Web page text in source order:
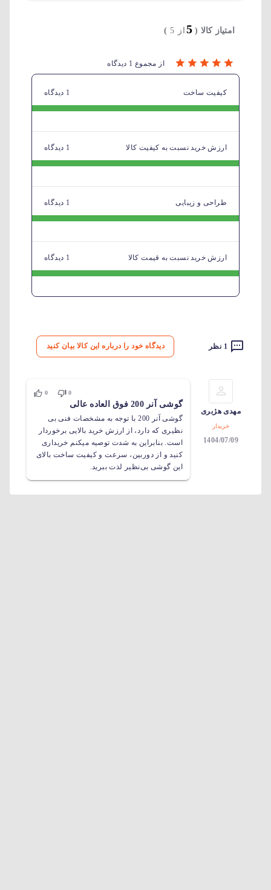
امتیاز کالا (5 از 5 )
از مجموع 1 دیدگاه
کیفیت ساخت 1 دیدگاه
ارزش خرید نسبت به کیفیت کالا 1 دیدگاه
طراحی و زیبایی 1 دیدگاه
ارزش خرید نسبت به قیمت کالا 1 دیدگاه
1 نظر دیدگاه خود را درباره این کالا بیان کنید
مهدی هژبری
خریدار
1404/07/09
0
0
گوشی آنر 200 فوق العاده عالی
گوشی آنر 200 با توجه به مشخصات فنی بی
نظیری که دارد، از ارزش خرید بالایی برخوردار
است. بنابراین به شدت توصیه میکنم خریداری
کنید و از دوربین، سرعت و کیفیت ساخت بالای
این گوشی بی‌نظیر لذت ببرید.